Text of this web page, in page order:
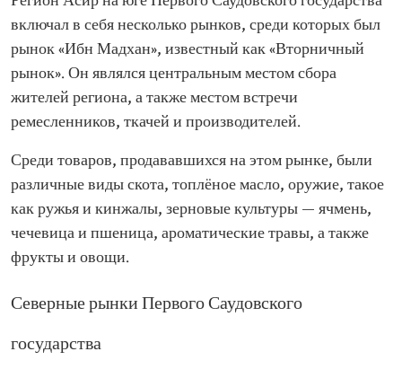
включал в себя несколько рынков, среди которых был
рынок «Ибн Мадхан», известный как «Вторничный
рынок». Он являлся центральным местом сбора
жителей региона, а также местом встречи
ремесленников, ткачей и производителей.
Среди товаров, продававшихся на этом рынке, были
различные виды скота, топлёное масло, оружие, такое
как ружья и кинжалы, зерновые культуры — ячмень,
чечевица и пшеница, ароматические травы, а также
фрукты и овощи.
Северные рынки Первого Саудовского
государства